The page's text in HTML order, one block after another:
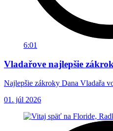
6:01
Vladařove najlepšie
Najlepšie zákroky Dana Vladařa
01. júl 2026